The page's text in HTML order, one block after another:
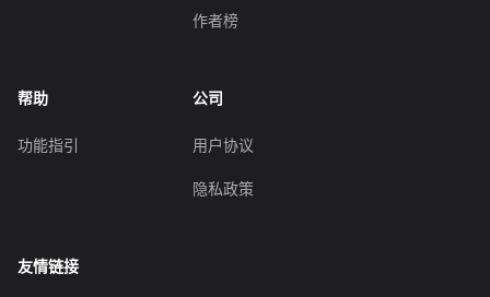
作者榜
帮助
功能指引
公司
用户协议
隐私政策
友情链接